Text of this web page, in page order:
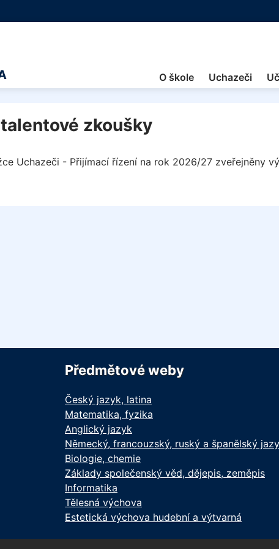
O škole Uchazeči
zkoušky
Uchazeči - Přijímací řízení na rok 2026/27 zveřejněny
Předmětové weby
Český jazyk, latina
Matematika, fyzika
Anglický jazyk
Německý, francouzský, ruský a španělský
Biologie, chemie
Základy společenský věd, dějepis, zeměpis
Informatika
Tělesná výchova
Estetická výchova hudební a výtvarná